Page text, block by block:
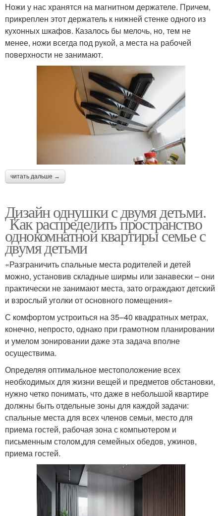
Ножи у нас хранятся на магнитном держателе. Причем,
прикреплен этот держатель к нижней стенке одного из
кухонных шкафов. Казалось бы мелочь, но, тем не
менее, ножи всегда под рукой, а места на рабочей
поверхности не занимают.
читать дальше →
Дизайн однушки с двумя детьми.
Как распределить пространство
однокомнатной квартиры семье с
двумя детьми
«Разграничить спальные места родителей и детей
можно, установив складные ширмы или занавески – они
практически не занимают места, зато ограждают детский
и взрослый уголки от основного помещения»
С комфортом устроиться на 35–40 квадратных метрах,
конечно, непросто, однако при грамотном планировании
и умелом зонировании даже эта задача вполне
осуществима.
Определяя оптимальное местоположение всех
необходимых для жизни вещей и предметов обстановки,
нужно четко понимать, что даже в небольшой квартире
должны быть отдельные зоны для каждой задачи:
спальные места для всех членов семьи, место для
приема гостей, рабочая зона с компьютером и
письменным столом,для семейных обедов, ужинов,
приема гостей.